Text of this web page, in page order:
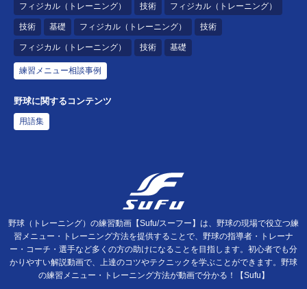
フィジカル（トレーニング） 技術 フィジカル（トレーニング）
技術 基礎 フィジカル（トレーニング） 技術
フィジカル（トレーニング） 技術 基礎
練習メニュー相談事例
野球に関するコンテンツ
用語集
野球（トレーニング）の練習動画【Sufu/スーフー】は、野球の現場で役立つ練
習メニュー・トレーニング方法を提供することで、野球の指導者・トレーナ
ー・コーチ・選手など多くの方の助けになることを目指します。初心者でも分
かりやすい解説動画で、上達のコツやテクニックを学ぶことができます。野球
の練習メニュー・トレーニング方法が動画で分かる！【Sufu】